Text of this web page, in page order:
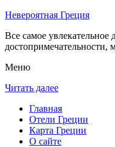
Невероятная Греция
Все самое увлекательное
достопримечательности,
Меню
Читать далее
Главная
Отели Греции
Карта Греции
О сайте